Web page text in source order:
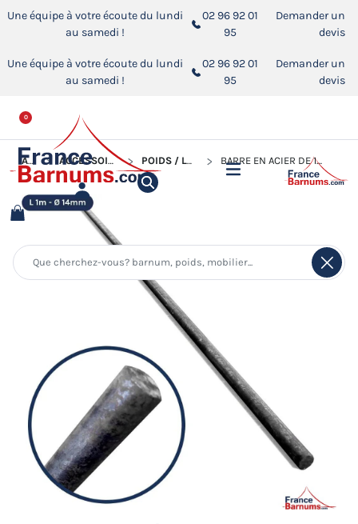
Une équipe à votre écoute du lundi
au samedi !
02 96 92 01
95
Demander un
devis
Une équipe à votre écoute du lundi
au samedi !
02 96 92 01
95
Demander un
devis
0
ACCUEIL ACCESSOIRES POUR BARNUMS PLIANTS POIDS / LESTS POUR BARNUM PLIANT BARRE EN ACIER DE 1M POUR MANUTENTION D'UN LEST EN BÉTON DE 70KG